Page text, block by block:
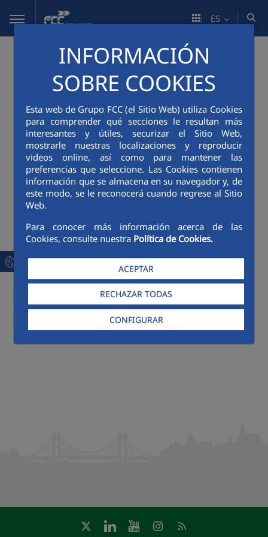
Saltar al contenido principal
INFORMACIÓN
SOBRE COOKIES
Esta web de Grupo FCC (el Sitio Web) utiliza Cookies
para comprender qué secciones le resultan más
interesantes y útiles, securizar el Sitio Web,
mostrarle nuestras localizaciones y reproducir
videos online, así como para mantener las
preferencias que seleccione. Las Cookies contienen
información que se almacena en su navegador y, de
este modo, se le reconocerá cuando regrese al Sitio
Web.
Para conocer más información acerca de las
Cookies, consulte nuestra Política de Cookies.
ACEPTAR
RECHAZAR TODAS
CONFIGURAR
ES